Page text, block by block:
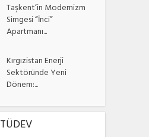
Taşkent’in Modernizm
Simgesi “İnci”
Apartmanı...
Kırgızistan Enerji
Sektöründe Yeni
Dönem:...
TÜDEV